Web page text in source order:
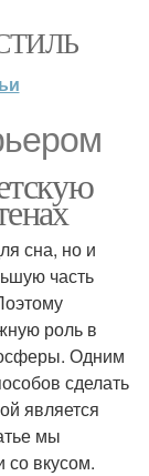
сна, но и
часть
роль в
Одним
сделать
является
мы
со вкусом.